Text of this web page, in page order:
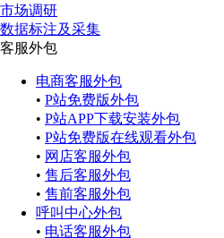
市场调研
数据标注及采集
客服外包
电商客服外包
• P站免费版外包
• P站APP下载安装外包
• P站免费版在线观看外包
• 网店客服外包
• 售后客服外包
• 售前客服外包
呼叫中心外包
• 电话客服外包